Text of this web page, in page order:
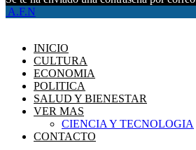
A.F.N
INICIO
CULTURA
ECONOMIA
POLITICA
SALUD Y BIENESTAR
VER MAS
CIENCIA Y TECNOLOGIA
CONTACTO